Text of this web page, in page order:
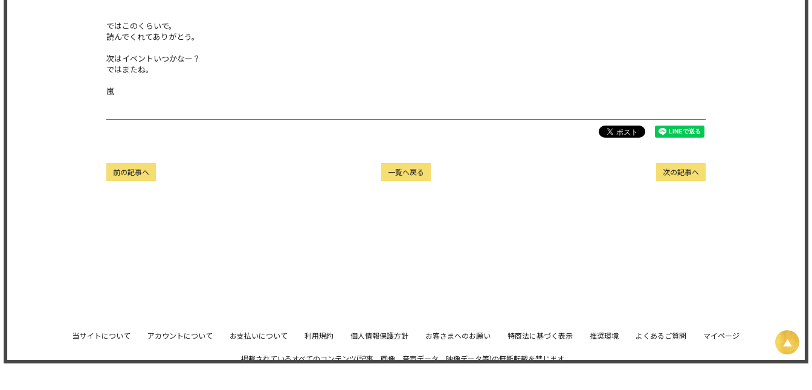
ではこのくらいで。
読んでくれてありがとう。
次はイベントいつかなー？
ではまたね。
嵐
次の記事へ
一覧へ戻る
前の記事へ
当サイトについて アカウントについて お支払いについて 利用規約 個人情報保護方針 お客さまへのお願い 特商法に基づく表示 推奨環境 よくあるご質問 マイページ
掲載されているすべてのコンテンツ(記事、画像、音声データ、映像データ等)の無断転載を禁じます。